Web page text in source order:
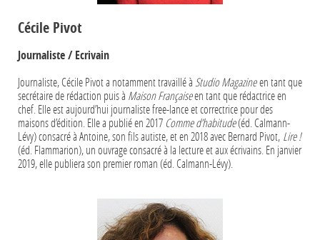
Cécile Pivot
Journaliste / Ecrivain
Journaliste, Cécile Pivot a notamment travaillé àStudio Magazineen tant que
secrétaire de rédaction puis à Maison Françaiseen tant que rédactrice en
chef. Elle est aujourd’hui journaliste free-lance et correctrice pour des
maisons d’édition. Elle a publié en 2017 Comme d’habitude(éd. Calmann-
Lévy) consacré à Antoine, son fils autiste, et en 2018 avec Bernard Pivot, Lire !
(éd. Flammarion), un ouvrage consacré à la lecture et aux écrivains. En janvier
2019, elle publiera son premier roman (éd. Calmann-Lévy).